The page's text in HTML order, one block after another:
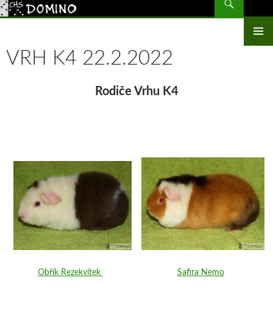
CHS Domino – morčata
PŘEJÍT
WEBU
VRH K4 22.2.2022
Rodiče Vrhu K4
Obřík Rezekvítek Safira Nemo